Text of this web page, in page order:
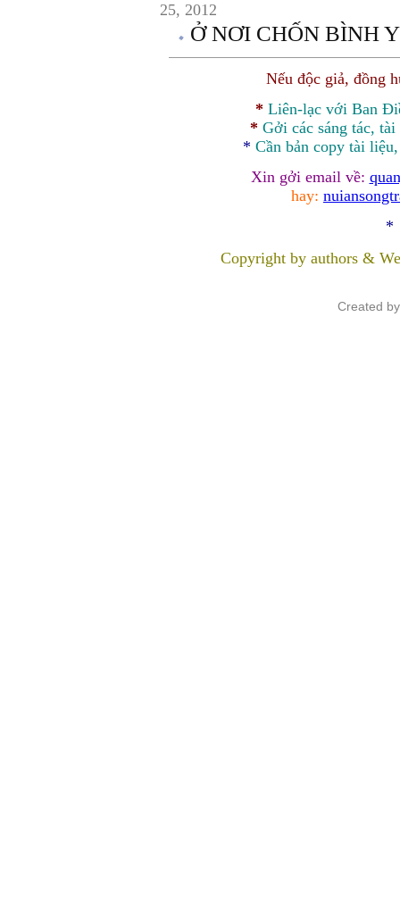
25, 2012
Ở NƠI CHỐN BÌNH
Nếu độc giả, đồng
* Liên-lạc với Ban
* Gởi các sáng tác,
* Cần bản copy tài
Xin gởi email về:
hay:
*
Copyright by authors &
Created